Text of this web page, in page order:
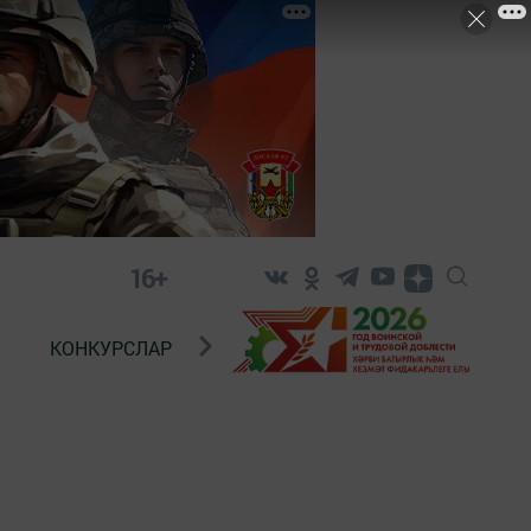
16+
КОНКУРСЛАР ТЕЛЕВИДЕНИЕ